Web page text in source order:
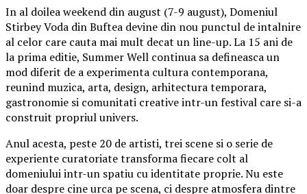
In al doilea weekend din august (7-9 august), Domeniul
Stirbey Voda din Buftea devine din nou punctul de intalnire
al celor care cauta mai mult decat un line-up. La 15 ani de
la prima editie, Summer Well continua sa defineasca un
mod diferit de a experimenta cultura contemporana,
reunind muzica, arta, design, arhitectura temporara,
gastronomie si comunitati creative intr-un festival care si-a
construit propriul univers.
Anul acesta, peste 20 de artisti, trei scene si o serie de
experiente curatoriate transforma fiecare colt al
domeniului intr-un spatiu cu identitate proprie. Nu este
doar despre cine urca pe scena, ci despre atmosfera dintre